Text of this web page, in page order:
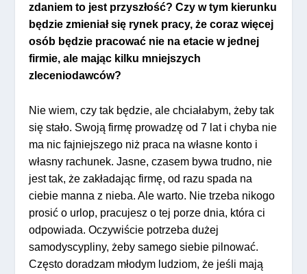
zdaniem to jest przyszłość? Czy w tym kierunku
będzie zmieniał się rynek pracy, że coraz więcej
osób będzie pracować nie na etacie w jednej
firmie, ale mając kilku mniejszych
zleceniodawców?
Nie wiem, czy tak będzie, ale chciałabym, żeby tak
się stało. Swoją firmę prowadzę od 7 lat i chyba nie
ma nic fajniejszego niż praca na własne konto i
własny rachunek. Jasne, czasem bywa trudno, nie
jest tak, że zakładając firmę, od razu spada na
ciebie manna z nieba. Ale warto. Nie trzeba nikogo
prosić o urlop, pracujesz o tej porze dnia, która ci
odpowiada. Oczywiście potrzeba dużej
samodyscypliny, żeby samego siebie pilnować.
Często doradzam młodym ludziom, że jeśli mają